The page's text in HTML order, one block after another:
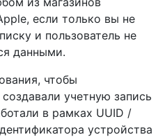
если только вы не
и пользователь не
данными.
чтобы
учетную запись
в рамках UUID /
устройства